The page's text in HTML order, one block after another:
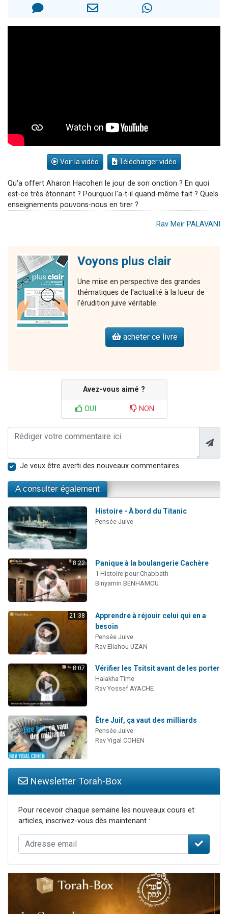
Voir la vidéo Télécharger vidéo
Qu'a offert Aharon Hacohen le jour de son onction ? En quoi
est-ce très étonnant ? Pourquoi l'a-t-il quand-même fait ? Quels
enseignements pouvons-nous en tirer ?
Rav Meir PALAVANI
Voyons plus clair
Une mise en perspective des grandes
thématiques de l'actualité à la lueur de
l'érudition juive véritable.
acheter ce livre
Avez-vous aimé ?
OUI NON
Je veux être averti des nouveaux commentaires
A consulter également
Histoire - À bord du Titanic
Pensée Juive
8:22 Panique à la boulangerie Cachère
1 Histoire pour Chabbath
Binyamin BENHAMOU
21:38
Apprendre à réjouir celui qui en a
besoin
Pensée Juive
Rav Eliahou UZAN
8:07 Vérifier les Tsitsit avant de les porter
Halakha Time
Rav Yossef AYACHE
Être Juif, ça vaut des milliards
Pensée Juive
Rav Yigal COHEN
Newsletter Torah-Box
Pour recevoir chaque semaine les nouveaux cours et
articles, inscrivez-vous dès maintenant :